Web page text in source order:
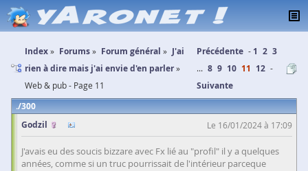
Index Forums Forum général
J'ai
rien à dire mais j'ai envie d'en parler
Web & pub - Page 11
Précédente 1 2 3
... 8 9 10 11 12
Suivante
300
Godzil
Le 16/01/2024 à 17:09
J'avais eu des soucis bizzare avec Fx lié au "profil" il y a quelques
années, comme si un truc pourrissait de l'intérieur parceque